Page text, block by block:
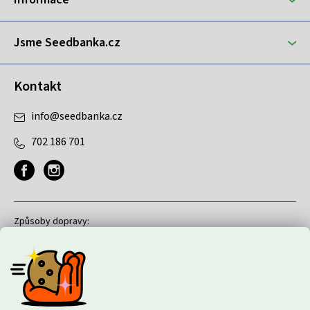
í
Jsme Seedbanka.cz
Kontakt
info@seedbanka.cz
702 186 701
Způsoby dopravy:
Způsoby platby: